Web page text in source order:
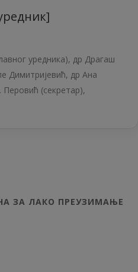
уредника), др Драгаш
Димитријевић, др Ана
(секретар),
ЗА ЛАКО ПРЕУЗИМАЊЕ